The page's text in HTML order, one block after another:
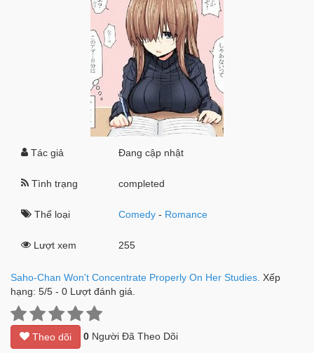
Tác giả Đang cập nhật
Tình trạng completed
Thể loại Comedy - Romance
Lượt xem 255
Saho-Chan Won't Concentrate Properly On Her Studies. Xếp
hạng: 5/5 - 0 Lượt đánh giá.
Theo dõi 0 Người Đã Theo Dõi